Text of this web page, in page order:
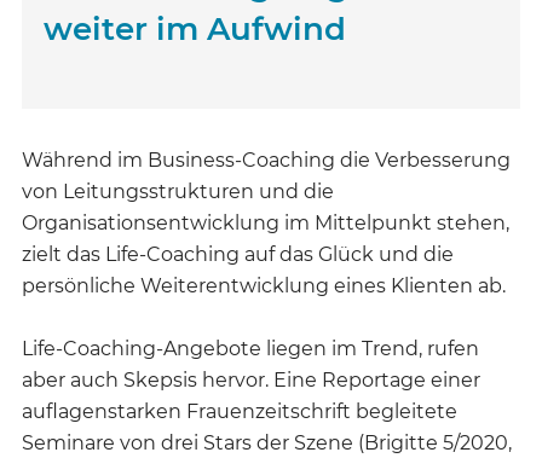
weiter im Aufwind
Während im Business-Coaching die Verbesserung
von Leitungsstrukturen und die
Organisationsentwicklung im Mittelpunkt stehen,
zielt das Life-Coaching auf das Glück und die
persönliche Weiterentwicklung eines Klienten ab.
Life-Coaching-Angebote liegen im Trend, rufen
aber auch Skepsis hervor. Eine Reportage einer
auflagenstarken Frauenzeitschrift begleitete
Seminare von drei Stars der Szene (Brigitte 5/2020,